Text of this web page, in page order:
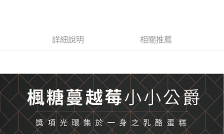
流程，驗證手機門號後，選擇欲分期的期數、繳款截止日，確認付款後即完
成交易。
3.實際核准額度、可分期數及費用金額請依後續交易確認頁面所載為準。
4.訂單成立30分鐘內，如未前往確認交易或遇審核未通過，訂單將自動取
消。如遇「轉專審核」未通過狀況，表示未達大哥付你分期系統評分，恕無
法說明評估內容。
【繳款方式說明】
【關於「AFTEE先享後付」】
AFTEE先享後付是「在收到商品之後才付款」的支付方式。 讓您購物簡單
便利好安心！
１．簡單：不需註冊會員、不需綁卡、不需儲值。
２．便利：只要手機號碼，簡訊認證，即可結帳。
３．安心：先確認商品／服務後，再付款。
ATM付款
運送方式
冷凍7-11取貨(快速到店)
詳細說明 相關推薦